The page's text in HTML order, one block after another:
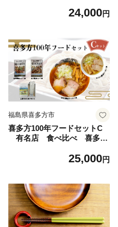
食） 鳥モツ２店舗×１食
セット ギフト 人気 お土
産 生麺 食べ比べ グルメ
【07208-0529】
24,000円
福島県喜多方市
喜多方100年フードセットC
有名店 食べ比べ 喜多方
食） 鳥モツ２店舗×１食
セット ギフト 人気 お土
産 生麺 食べ比べ グルメ
【07208-0531】
25,000円